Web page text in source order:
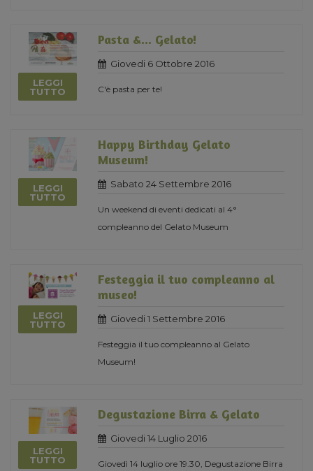
LEGGI
TUTTO
Pasta &... Gelato!
Giovedi 6 Ottobre 2016
C'è pasta per te!
LEGGI
TUTTO
Happy Birthday Gelato
Museum!
Sabato 24 Settembre 2016
Un weekend di eventi dedicati al 4°
compleanno del Gelato Museum
LEGGI
TUTTO
Festeggia il tuo compleanno al
museo!
Giovedi 1 Settembre 2016
Festeggia il tuo compleanno al Gelato
Museum!
LEGGI
TUTTO
Degustazione Birra & Gelato
Giovedi 14 Luglio 2016
Giovedì 14 luglio ore 19.30, Degustazione Birra